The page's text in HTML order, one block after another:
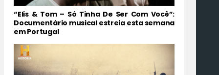
“Elis & Tom – Só Tinha De Ser Com Você”:
Documentário musical estreia esta semana
em Portugal